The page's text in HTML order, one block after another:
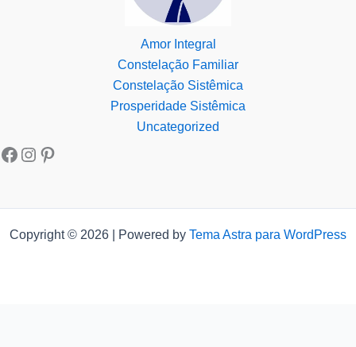
Amor Integral
Constelação Familiar
Constelação Sistêmica
Prosperidade Sistêmica
Uncategorized
Copyright © 2026 | Powered by Tema Astra para WordPress